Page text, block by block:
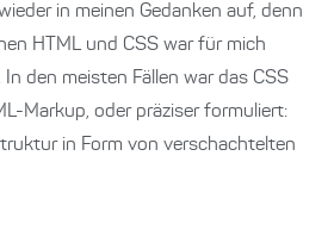
in meinen Gedanken auf, denn
HTML und CSS war für mich
den meisten Fällen war das CSS
Markup, oder präziser formuliert:
in Form von verschachtelten